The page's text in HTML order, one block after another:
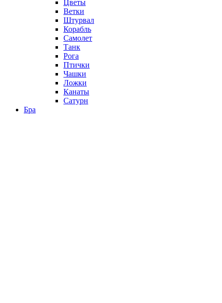
Цветы
Ветки
Штурвал
Корабль
Самолет
Танк
Рога
Птички
Чашки
Ложки
Канаты
Сатурн
Бра